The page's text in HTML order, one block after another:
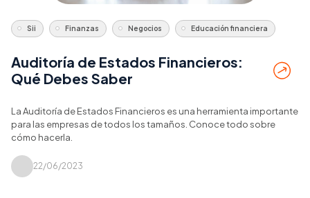
Sii Finanzas Negocios Educación financiera
Auditoría de Estados Financieros:
Qué Debes Saber
La Auditoría de Estados Financieros es una herramienta importante
para las empresas de todos los tamaños. Conoce todo sobre
cómo hacerla.
22/06/2023